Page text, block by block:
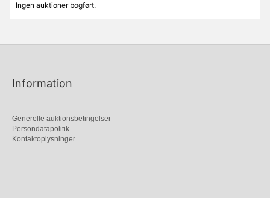
Ingen auktioner bogført.
Information
Generelle auktionsbetingelser
Persondatapolitik
Kontaktoplysninger